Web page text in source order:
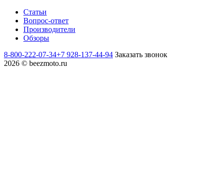
Статьи
Вопрос-ответ
Производители
Обзоры
8-800-222-07-34+7 928-137-44-94 Заказать звонок
2026 © beezmoto.ru